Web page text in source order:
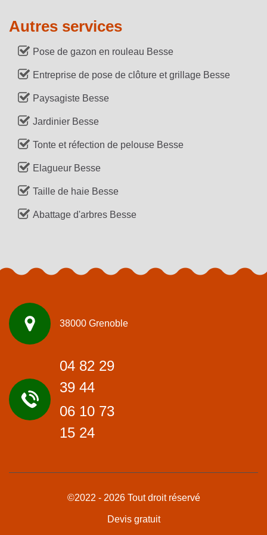
Autres services
Pose de gazon en rouleau Besse
Entreprise de pose de clôture et grillage Besse
Paysagiste Besse
Jardinier Besse
Tonte et réfection de pelouse Besse
Elagueur Besse
Taille de haie Besse
Abattage d'arbres Besse
38000 Grenoble
04 82 29
39 44
06 10 73
15 24
©2022 - 2026 Tout droit réservé
Devis gratuit